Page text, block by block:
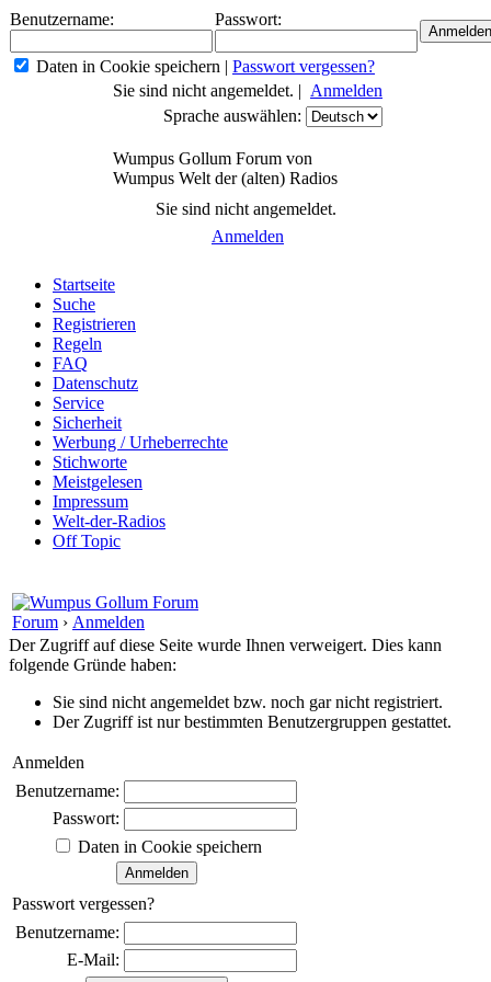
Benutzername: Passwort:
Daten in Cookie speichern | Passwort vergessen?
Sie sind nicht angemeldet. | Anmelden
Sprache auswählen:
Wumpus Gollum Forum von
Wumpus Welt der (alten) Radios
Sie sind nicht angemeldet.
Anmelden
Startseite
Suche
Registrieren
Regeln
FAQ
Datenschutz
Service
Sicherheit
Werbung / Urheberrechte
Stichworte
Meistgelesen
Impressum
Welt-der-Radios
Off Topic
Forum › Anmelden
Der Zugriff auf diese Seite wurde Ihnen verweigert. Dies kann
folgende Gründe haben:
Sie sind nicht angemeldet bzw. noch gar nicht registriert.
Der Zugriff ist nur bestimmten Benutzergruppen gestattet.
Anmelden
Benutzername:
Passwort:
Daten in Cookie speichern
Passwort vergessen?
Benutzername:
E-Mail: